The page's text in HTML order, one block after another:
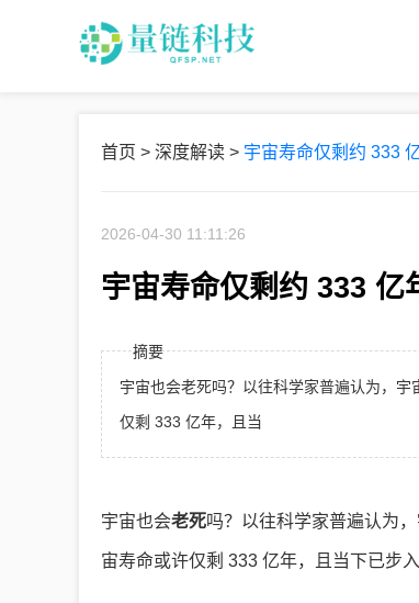
首页 > 深度解读 > 宇宙寿命仅剩约 333
2026-04-30 11:11:26
宇宙寿命仅剩约 333 亿
摘要
宇宙也会老死吗？以往科学家普遍认为，
仅剩 333 亿年，且当
宇宙也会老死吗？以往科学家普遍认为
宙寿命或许仅剩 333 亿年，且当下已步入